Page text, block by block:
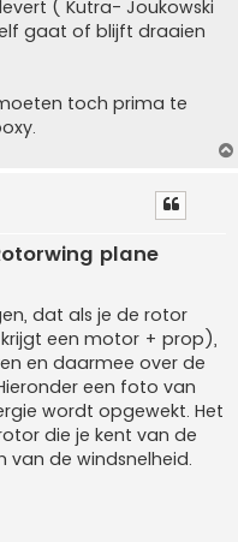
( Kutra- Joukowski
gaat of blijft draaien
toch prima te
plane
dat als je de rotor
een motor + prop),
en daarmee over de
een foto van
wordt opgewekt. Het
die je kent van de
de windsnelheid.